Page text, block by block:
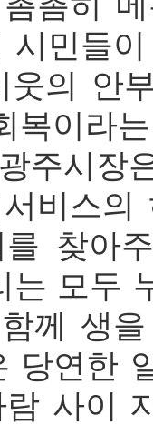
시민들
웃의 안
복이라
주시장
비스
찾아
는 모두
께 생
당연한
사이